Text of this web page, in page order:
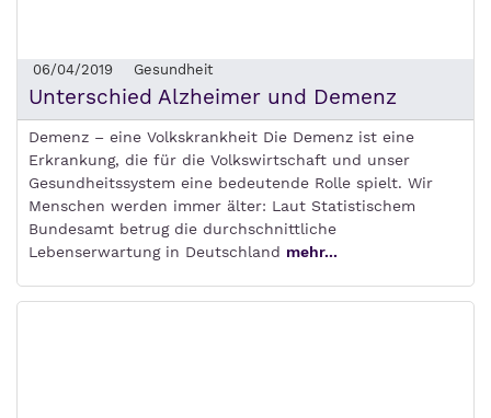
06/04/2019 Gesundheit
Unterschied Alzheimer und Demenz
Demenz – eine Volkskrankheit Die Demenz ist eine
Erkrankung, die für die Volkswirtschaft und unser
Gesundheitssystem eine bedeutende Rolle spielt. Wir
Menschen werden immer älter: Laut Statistischem
Bundesamt betrug die durchschnittliche
Lebenserwartung in Deutschland mehr...